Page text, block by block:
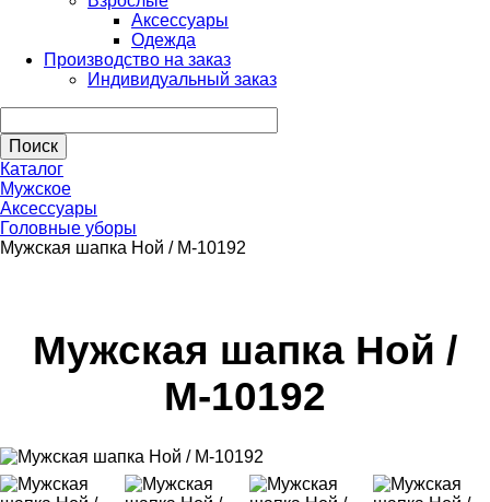
Аксессуары
Одежда
Производство на заказ
Индивидуальный заказ
Каталог
Мужское
Аксессуары
Головные уборы
Мужская шапка Ной / М-10192
Мужская шапка Ной /
М-10192